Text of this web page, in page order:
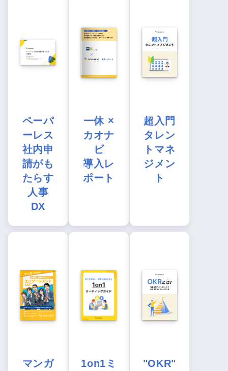
ペーパ
ーレス
社内申
請がも
たらす
人事
DX
一休 ×
カオナ
ビ
導入レ
ポート
超入門
タレン
トマネ
ジメン
ト
マンガ
1on1ミ
"OKR"